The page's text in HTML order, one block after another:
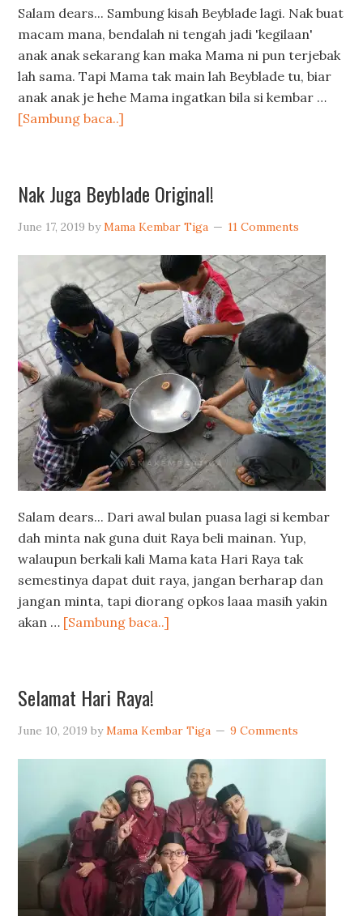
Salam dears... Sambung kisah Beyblade lagi. Nak buat
macam mana, bendalah ni tengah jadi 'kegilaan'
anak anak sekarang kan maka Mama ni pun terjebak
lah sama. Tapi Mama tak main lah Beyblade tu, biar
anak anak je hehe Mama ingatkan bila si kembar …
[Sambung baca..]
Nak Juga Beyblade Original!
June 17, 2019 byMama Kembar Tiga 11 Comments
Salam dears... Dari awal bulan puasa lagi si kembar
dah minta nak guna duit Raya beli mainan. Yup,
walaupun berkali kali Mama kata Hari Raya tak
semestinya dapat duit raya, jangan berharap dan
jangan minta, tapi diorang opkos laaa masih yakin
akan … [Sambung baca..]
Selamat Hari Raya!
June 10, 2019 byMama Kembar Tiga 9 Comments